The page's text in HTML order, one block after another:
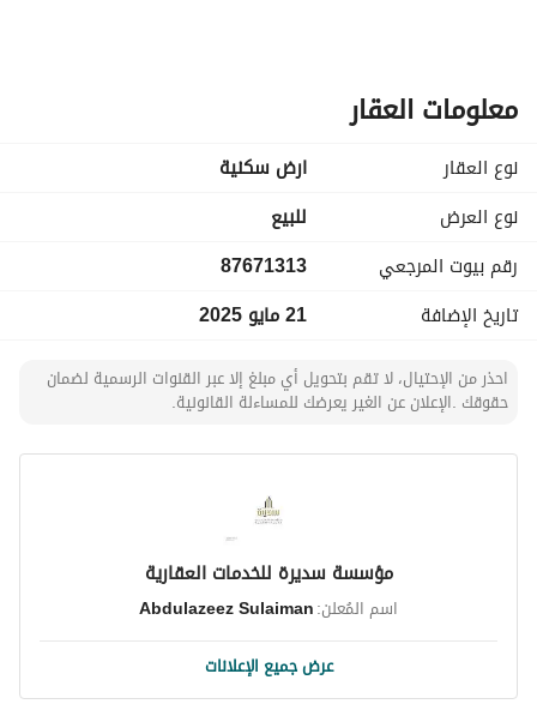
معلومات العقار
نوع العقار
ارض سكنية
نوع العرض
للبيع
رقم بيوت المرجعي
87671313
تاريخ الإضافة
21 مايو 2025
احذر من الإحتيال، لا تقم بتحويل أي مبلغ إلا عبر القنوات الرسمية لضمان
حقوقك .الإعلان عن الغير يعرضك للمساءلة القانونية.
مؤسسة سديرة للخدمات العقارية
اسم المُعلن:Abdulazeez Sulaiman
عرض جميع الإعلانات